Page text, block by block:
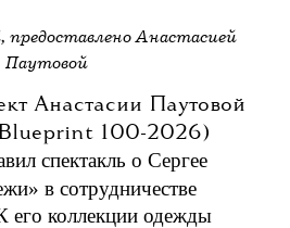
Анастасией
Паутовой
Анастасии Паутовой
100-2026)
спектакль о Сергее
в сотрудничестве
его коллекции одежды